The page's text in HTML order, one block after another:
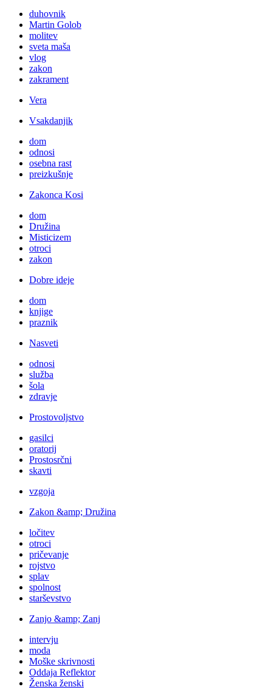
duhovnik
Martin Golob
molitev
sveta maša
vlog
zakon
zakrament
Vera
Vsakdanjik
dom
odnosi
osebna rast
preizkušnje
Zakonca Kosi
dom
Družina
Misticizem
otroci
zakon
Dobre ideje
dom
knjige
praznik
Nasveti
odnosi
služba
šola
zdravje
Prostovoljstvo
gasilci
oratorij
Prostosrčni
skavti
vzgoja
Zakon &amp; Družina
ločitev
otroci
pričevanje
rojstvo
splav
spolnost
starševstvo
Zanjo &amp; Zanj
intervju
moda
Moške skrivnosti
Oddaja Reflektor
Ženska ženski